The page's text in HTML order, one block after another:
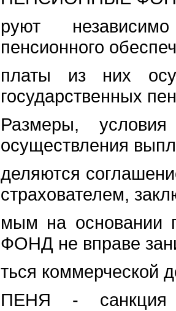
руют
пенсионного
платы из них
государственных
Размеры,
осуществления
деляются
страхователем,
мым на основании
ФОНД не вправе
ться коммерческой
ПЕНЯ - санкция